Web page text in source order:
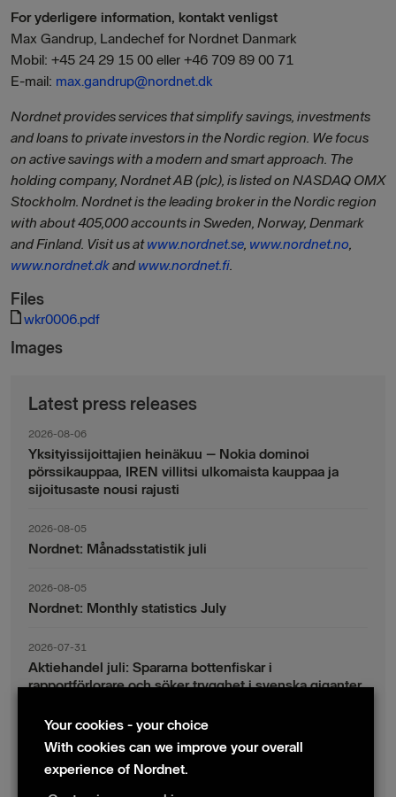
For yderligere information, kontakt venligst
Max Gandrup, Landechef for Nordnet Danmark
Mobil: +45 24 29 15 00 eller +46 709 89 00 71
E-mail: max.gandrup@nordnet.dk
Nordnet provides services that simplify savings, investments
and loans to private investors in the Nordic region. We focus
on active savings with a modern and smart approach. The
holding company, Nordnet AB (plc), is listed on NASDAQ OMX
Stockholm. Nordnet is the leading broker in the Nordic region
with about 405,000 accounts in Sweden, Norway, Denmark
and Finland. Visit us atwww.nordnet.se, www.nordnet.no,
www.nordnet.dkandwww.nordnet.fi.
Files
wkr0006.pdf
Images
Latest press releases
2026-08-06
Yksityissijoittajien heinäkuu – Nokia dominoi
pörssikauppaa, IREN villitsi ulkomaista kauppaa ja
sijoitusaste nousi rajusti
2026-08-05
Nordnet: Månadsstatistik juli
2026-08-05
Nordnet: Monthly statistics July
2026-07-31
Aktiehandel juli: Spararna bottenfiskar i
rapportförlorare och söker trygghet i svenska giganter
2026-07-30
Fondsparande juli: Vinsthemtagningar i teknik – men
indexsparandet ligger fast
Your cookies - your choice
With cookies can we improve your overall
experience of Nordnet.